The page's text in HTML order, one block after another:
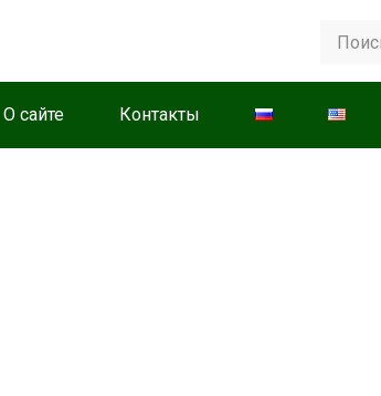
О сайте Контакты